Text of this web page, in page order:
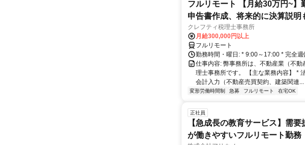
フルリモート 【月給30万円~
申告書作成、将来的に決算説明
クレフティ税理士事務所
月給300,000円以上
フルリモート
勤務時間・曜日: * 9:00～17:00 * 完全
仕事内容: 弊事務所は、不動産業（不
理士事務所です。 【主な業務内容】 *
会計入力（不動産売買契約、建築関連...
変形労働時間制 急募 フルリモート 在宅OK
正社員
【急成長の教育サービス】需
が働きやすいフルリモート勤務